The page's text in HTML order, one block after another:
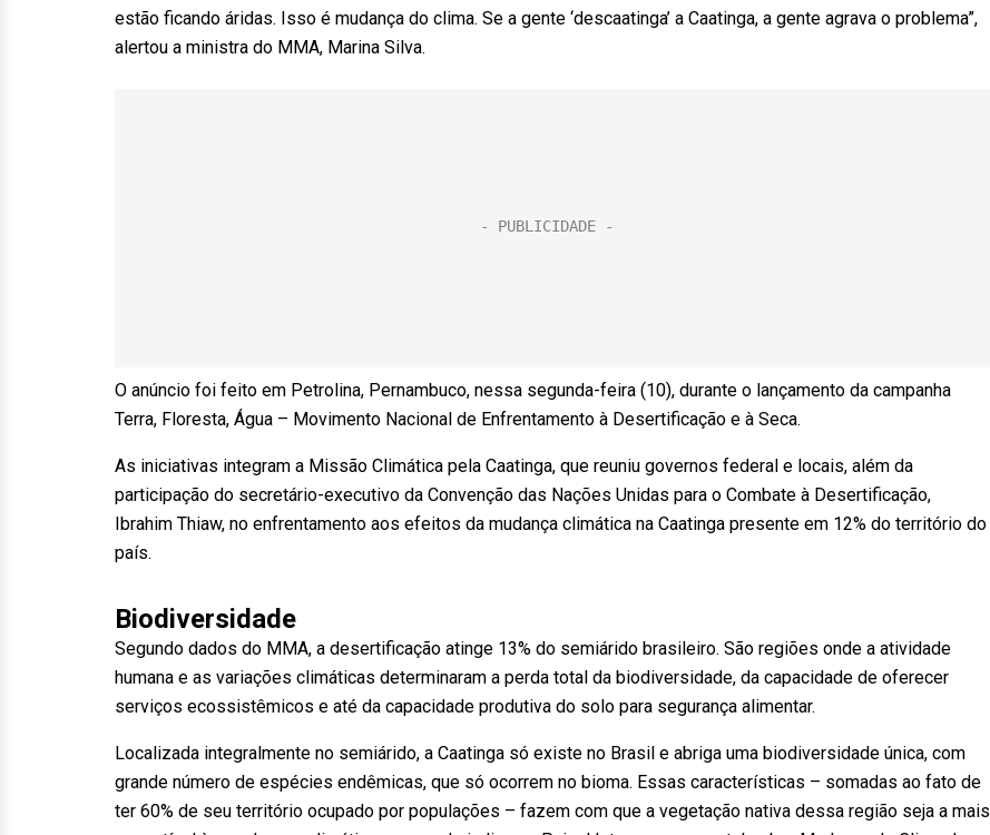
estão ficando áridas. Isso é mudança do clima. Se a gente ‘descaatinga’ a Caatinga, a gente agrava o problema”,
alertou a ministra do MMA, Marina Silva.
O anúncio foi feito em Petrolina, Pernambuco, nessa segunda-feira (10), durante o lançamento da campanha
Terra, Floresta, Água – Movimento Nacional de Enfrentamento à Desertificação e à Seca.
As iniciativas integram a Missão Climática pela Caatinga, que reuniu governos federal e locais, além da
participação do secretário-executivo da Convenção das Nações Unidas para o Combate à Desertificação,
Ibrahim Thiaw, no enfrentamento aos efeitos da mudança climática na Caatinga presente em 12% do território do
país.
Biodiversidade
Segundo dados do MMA, a desertificação atinge 13% do semiárido brasileiro. São regiões onde a atividade
humana e as variações climáticas determinaram a perda total da biodiversidade, da capacidade de oferecer
serviços ecossistêmicos e até da capacidade produtiva do solo para segurança alimentar.
Localizada integralmente no semiárido, a Caatinga só existe no Brasil e abriga uma biodiversidade única, com
grande número de espécies endêmicas, que só ocorrem no bioma. Essas características – somadas ao fato de
ter 60% de seu território ocupado por populações – fazem com que a vegetação nativa dessa região seja a mais